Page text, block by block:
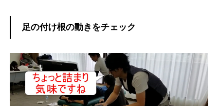
足の付け根の動きをチェック